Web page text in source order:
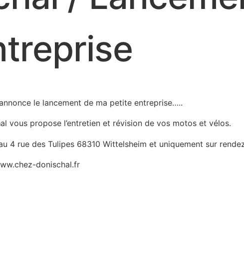
le lancement de ma petite entreprise…..
vous propose l’entretien et révision de vos motos et vélos.
4 rue des Tulipes 68310 Wittelsheim et uniquement sur
donischal.fr